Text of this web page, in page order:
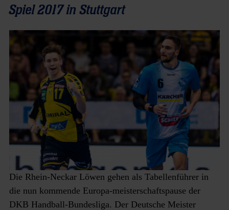
Spiel 2017 in Stuttgart
Die Rhein-Neckar Löwen gehen als Tabellenführer in
die nun kommende Europa-meisterschaftspause der
DKB Handball-Bundesliga. Der Deutsche Meister